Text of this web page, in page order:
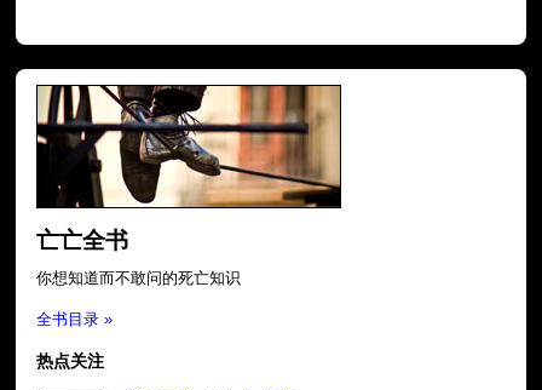
亡亡全书
你想知道而不敢问的死亡知识
全书目录 »
热点关注